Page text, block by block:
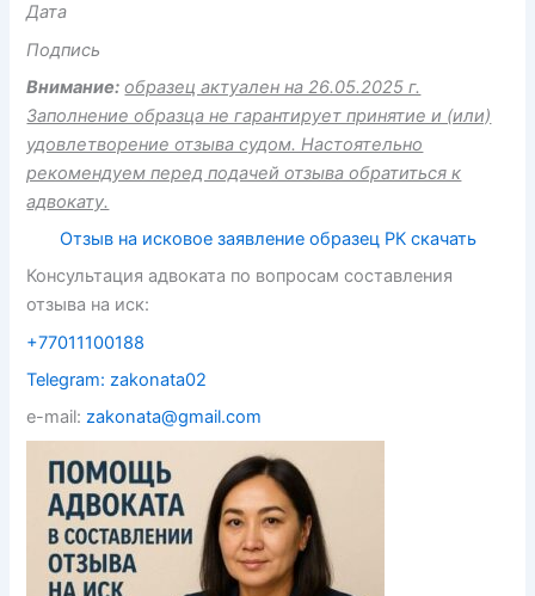
Дата
Подпись
Внимание: образец актуален на 26.05.2025 г.
Заполнение образца не гарантирует принятие и (или)
удовлетворение отзыва судом. Настоятельно
рекомендуем перед подачей отзыва обратиться к
адвокату.
Отзыв на исковое заявление образец РК скачать
Консультация адвоката по вопросам составления
отзыва на иск:
+77011100188
Telegram: zakonata02
e-mail:zakonata@gmail.com